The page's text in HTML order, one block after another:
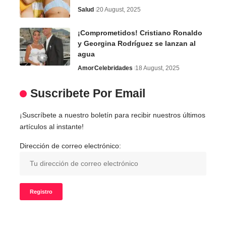
Salud 20 August, 2025
¡Comprometidos! Cristiano Ronaldo
y Georgina Rodríguez se lanzan al
agua
AmorCelebridades 18 August, 2025
Suscribete Por Email
¡Suscríbete a nuestro boletín para recibir nuestros últimos
artículos al instante!
Dirección de correo electrónico: